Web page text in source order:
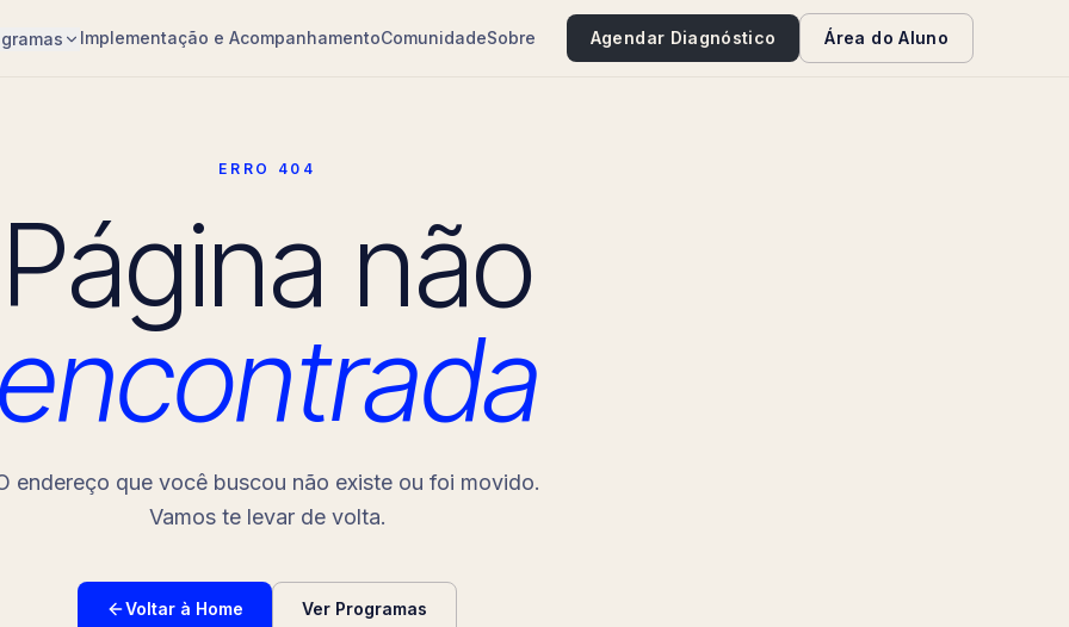
Implementação e AcompanhamentoComunidadeSobre Agendar Diagnóstico Área do Aluno
ERRO 404
Página não
endereço que você buscou não existe ou foi movido.
Vamos te levar de volta.
Voltar à Home Ver Programas